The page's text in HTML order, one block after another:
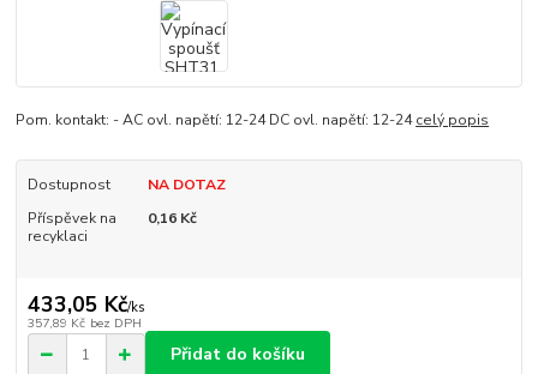
Pom. kontakt: - AC ovl. napětí: 12-24 DC ovl. napětí: 12-24celý popis
Dostupnost
NA DOTAZ
Příspěvek na
recyklaci
0,16 Kč
433,05 Kč/ks
357,89 Kč bez DPH
Přidat do košíku